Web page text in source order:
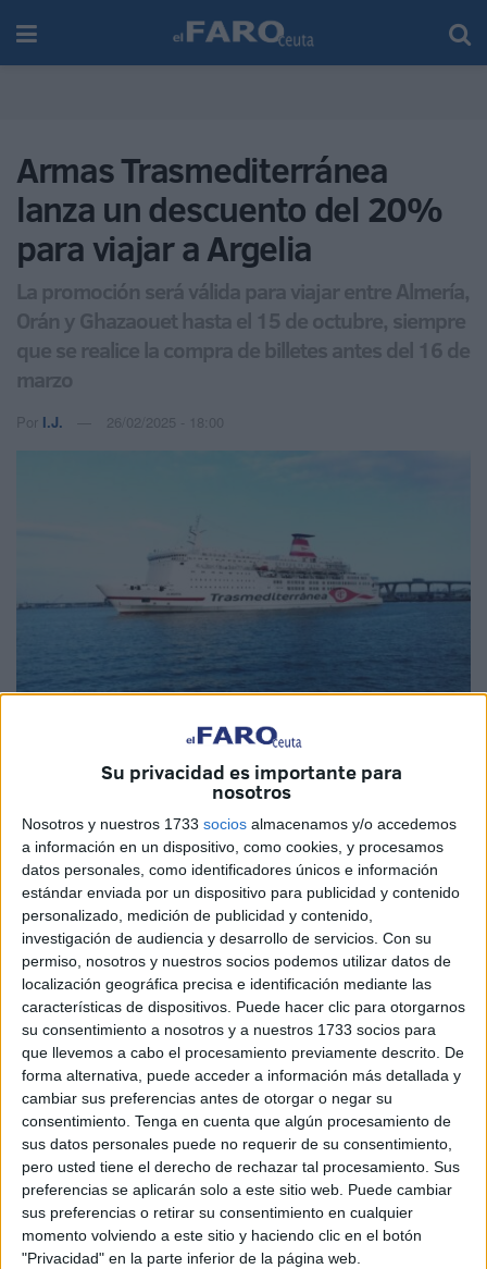
Su privacidad es importante para
nosotros
Nosotros y nuestros 1733 socios almacenamos y/o accedemos
a información en un dispositivo, como cookies, y procesamos
datos personales, como identificadores únicos e información
estándar enviada por un dispositivo para publicidad y contenido
personalizado, medición de publicidad y contenido,
investigación de audiencia y desarrollo de servicios. Con su
permiso, nosotros y nuestros socios podemos utilizar datos de
localización geográfica precisa e identificación mediante las
características de dispositivos. Puede hacer clic para otorgarnos
su consentimiento a nosotros y a nuestros 1733 socios para
que llevemos a cabo el procesamiento previamente descrito. De
forma alternativa, puede acceder a información más detallada y
cambiar sus preferencias antes de otorgar o negar su
consentimiento. Tenga en cuenta que algún procesamiento de
sus datos personales puede no requerir de su consentimiento,
pero usted tiene el derecho de rechazar tal procesamiento. Sus
preferencias se aplicarán solo a este sitio web. Puede cambiar
sus preferencias o retirar su consentimiento en cualquier
momento volviendo a este sitio y haciendo clic en el botón
"Privacidad" en la parte inferior de la página web.
Armas Trasmediterránea
lanza un descuento del 20%
para viajar a Argelia
La promoción será válida para viajar entre Almería,
Orán y Ghazaouet hasta el 15 de octubre, siempre
que se realice la compra de billetes antes del 16 de
marzo
Por I.J. 26/02/2025 - 18:00
ElGrupo Armas Trasmediterránea, que también opera
en Ceuta, ha puesto en marcha un descuento del 20%
para viajar entre Almería y lospuertosde Argelia con los
que opera, ubicados en Orán y Ghazaouet. La acción
promocional se enmarca en el compromiso de lanaviera
relacionado con reforzar la conectividad entre España y
Argelia, ofreciendo a residentes y visitantes una alternativa
accesible para desplazarse a su destino.
El descuento es aplicable a todas las acomodaciones y
para billetes con o sinvehículo, siempre que se utilice el
código promocional ARGMARHABA en el momento de
efectuar la compra. La oferta es válida para billetes de ida
y vuelta adquiridos entre el 26 de febrero y el 16 de marzo,
con fechas de embarque comprendidas entre el 26 de
febrero y el 15 de octubre de 2025.